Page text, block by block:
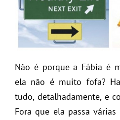
Não é porque a Fábia é
ela não é muito fofa?
tudo, detalhadamente, e
Fora que ela passa várias